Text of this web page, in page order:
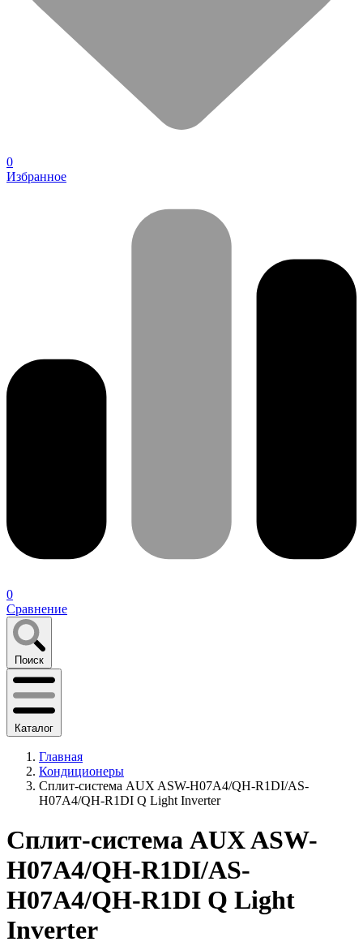
0
Избранное
0
Сравнение
Поиск
Каталог
Главная
Кондиционеры
Сплит-система AUX ASW-H07A4/QH-R1DI/AS-
H07A4/QH-R1DI Q Light Inverter
Сплит-система AUX ASW-
H07A4/QH-R1DI/AS-
H07A4/QH-R1DI Q Light
Inverter